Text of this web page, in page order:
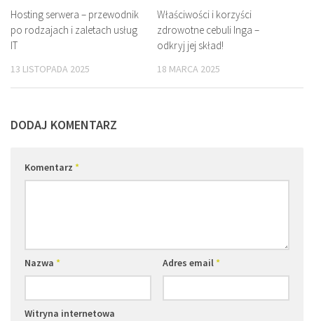
Hosting serwera – przewodnik
po rodzajach i zaletach usług
IT
13 LISTOPADA 2025
Właściwości i korzyści
zdrowotne cebuli Inga –
odkryj jej skład!
18 MARCA 2025
DODAJ KOMENTARZ
Komentarz *
Nazwa * Adres email*
Witryna internetowa